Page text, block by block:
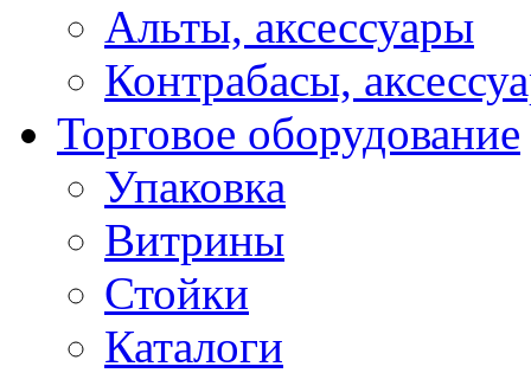
Альты, аксессуары
Контрабасы,
Торговое оборудование
Упаковка
Витрины
Стойки
Каталоги